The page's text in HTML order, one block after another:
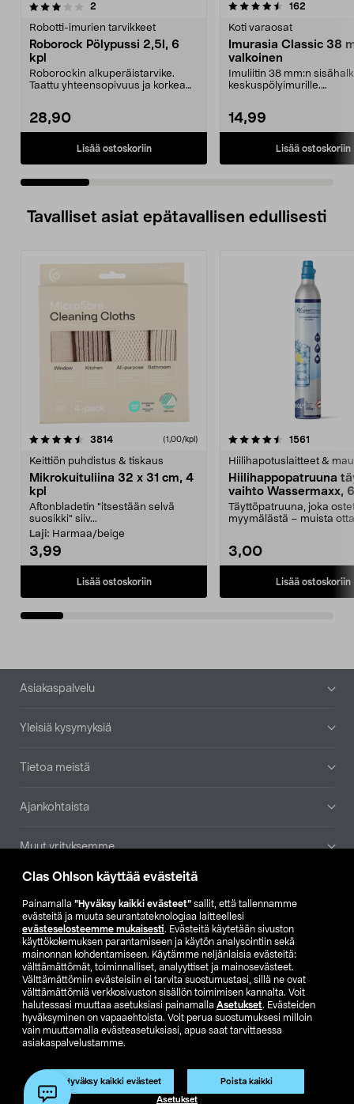
Clas Ohlson käyttää evästeitä
Painamalla ”Hyväksy kaikki evästeet” sallit, että tallennamme
evästeitä ja muuta seurantateknologiaa laitteellesi
evästeselosteemme mukaisesti. Evästeitä käytetään sivuston
käyttökokemuksen parantamiseen ja käytön analysointiin sekä
mainonnan kohdentamiseen. Käytämme neljänlaisia evästeitä:
välttämättömät, toiminnalliset, analyyttiset ja mainosevästeet.
Välttämättömiin evästeisiin ei tarvita suostumustasi, sillä ne ovat
välttämättömiä verkkosivuston sisällön toimimisen kannalta. Voit
halutessasi muuttaa asetuksiasi painamalla Asetukset. Evästeiden
hyväksyminen on vapaaehtoista. Voit perua suostumuksesi milloin
vain muuttamalla evästeasetuksiasi, apua saat tarvittaessa
asiakaspalvelustamme.
Hyväksy kaikki evästeet Poista kaikki
Asetukset
Tuote on poistunut
Tuotenro: 59-1128-35
2
Robotti-imurien tarvikkeet
Roborock Pölypussi 2,5l, 6
kpl
Roborockin alkuperäistarvike.
Taattu yhteensopivuus ja korkea
28,90
Lisää ostoskoriin
4.5 viidestä
162
Koti varaosat
Imurasia Classic 38
valkoinen
Imuliitin 38 mm:n
keskuspölyimurille.
14,99
Lisää ostoskoriin
3.5 viidestä
Tavalliset asiat epätavallisen edullisesti
3814arvostelut (1,00/kpl)
Keittiön puhdistus & tiskaus
Mikrokuituliina 32 x 31 cm, 4
kpl
Aftonbladetin "itsestään selvä
suosikki" siiv...
Laji: Harmaa/beige
3,99
Lisää ostoskoriin
4.5viidestä
1561
Hiilihapotuslaitteet &
Hiilihappopatruuna
vaihto Wassermaxx,
Täyttöpatruuna, joka
myymälästä – muista
3,00
Lisää ostoskoriin
4.5viidestä
Alatunniste
Asiakaspalvelu
Yleisiä kysymyksiä
Tietoa meistä
Ajankohtaista
Muut yrityksemme
Etsi myymälä
SE NO FI
FI SV
Näytä hinnat ilman ALV:a